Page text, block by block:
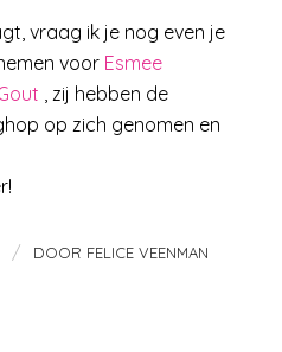
vraag ik je nog even je
voor Esmee
, zij hebben de
op zich genomen en
/ DOOR FELICE VEENMAN